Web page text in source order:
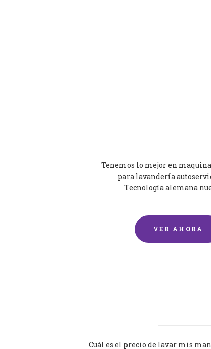
Tenemos lo mejor en
para lavandería
Tecnología alemana
VER AHORA
Cuál es el precio de lavar mis